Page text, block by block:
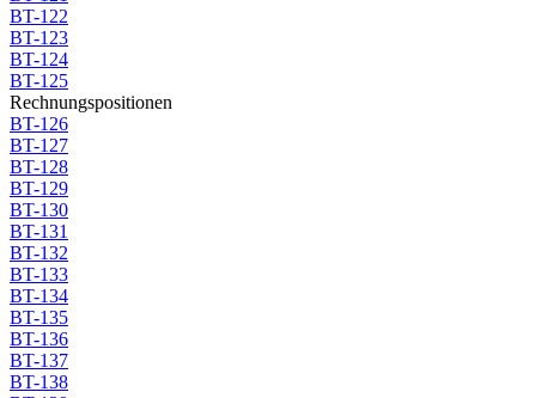
BT-122
BT-123
BT-124
BT-125
Rechnungspositionen
BT-126
BT-127
BT-128
BT-129
BT-130
BT-131
BT-132
BT-133
BT-134
BT-135
BT-136
BT-137
BT-138